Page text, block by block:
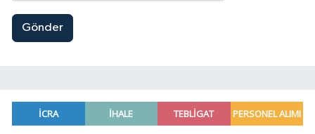
Gönder